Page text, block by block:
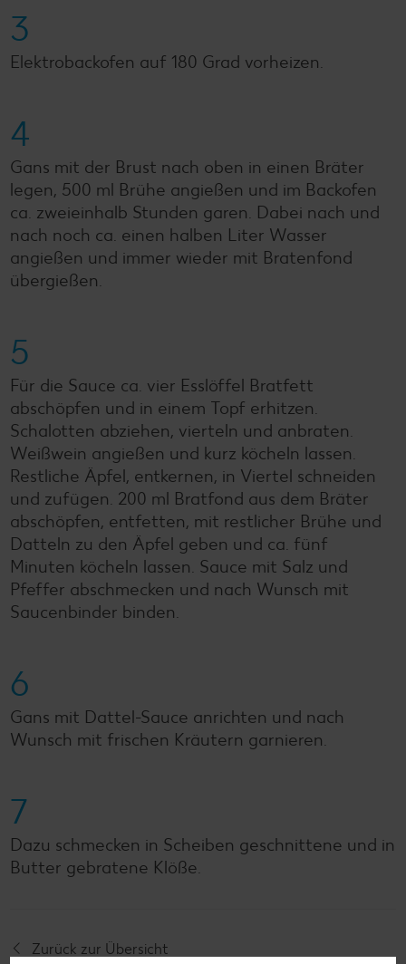
3
Elektrobackofen auf 180 Grad vorheizen.
4
Gans mit der Brust nach oben in einen Bräter
legen, 500 ml Brühe angießen und im Backofen
ca. zweieinhalb Stunden garen. Dabei nach und
nach noch ca. einen halben Liter Wasser
angießen und immer wieder mit Bratenfond
übergießen.
5
Für die Sauce ca. vier Esslöffel Bratfett
abschöpfen und in einem Topf erhitzen.
Schalotten abziehen, vierteln und anbraten.
Weißwein angießen und kurz köcheln lassen.
Restliche Äpfel, entkernen, in Viertel schneiden
und zufügen. 200 ml Bratfond aus dem Bräter
abschöpfen, entfetten, mit restlicher Brühe und
Datteln zu den Äpfel geben und ca. fünf
Minuten köcheln lassen. Sauce mit Salz und
Pfeffer abschmecken und nach Wunsch mit
Saucenbinder binden.
6
Gans mit Dattel-Sauce anrichten und nach
Wunsch mit frischen Kräutern garnieren.
7
Dazu schmecken in Scheiben geschnittene und in
Butter gebratene Klöße.
Zurück zur Übersicht